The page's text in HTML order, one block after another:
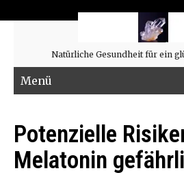
Natürliche Gesundheit für ein
Menü
Potenzielle
Melatonin